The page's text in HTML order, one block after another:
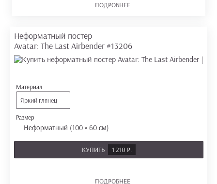
ПОДРОБНЕЕ
Неформатный постер
Avatar: The Last Airbender #13206
Материал
Яркий глянец
Размер
Неформатный (100 × 60 см)
КУПИТЬ 1 210 Р.
ПОДРОБНЕЕ